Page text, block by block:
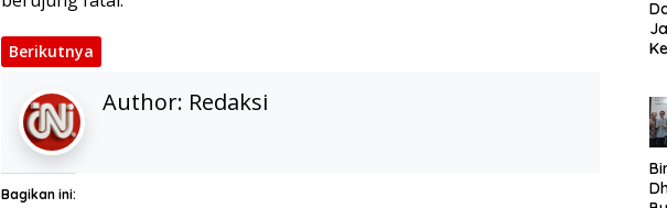
Berikutnya
Author: Redaksi
Bagikan ini: